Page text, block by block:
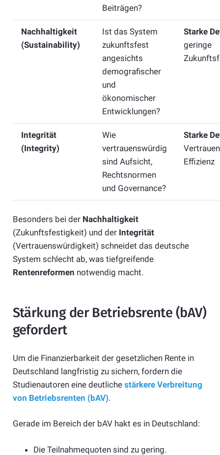
Beiträgen?
Nachhaltigkeit
(Sustainability)
Ist das System
zukunftsfest
angesichts
demografischer
und
ökonomischer
Entwicklungen?
Starke
geringe
Integrität
(Integrity)
Wie
vertrauenswürdig
sind Aufsicht,
Rechtsnormen
und Governance?
Starke
Effizienz
Besonders bei der Nachhaltigkeit
(Zukunftsfestigkeit) und der Integrität
(Vertrauenswürdigkeit) schneidet das deutsche
System schlecht ab, was tiefgreifende
Rentenreformen notwendig macht.
Stärkung der Betriebsrente (bAV)
gefordert
Um die Finanzierbarkeit der gesetzlichen Rente in
Deutschland langfristig zu sichern, fordern die
Studienautoren eine deutliche stärkere Verbreitung
von Betriebsrenten (bAV).
Gerade im Bereich der bAV hakt es in Deutschland:
Die Teilnahmequoten sind zu gering.